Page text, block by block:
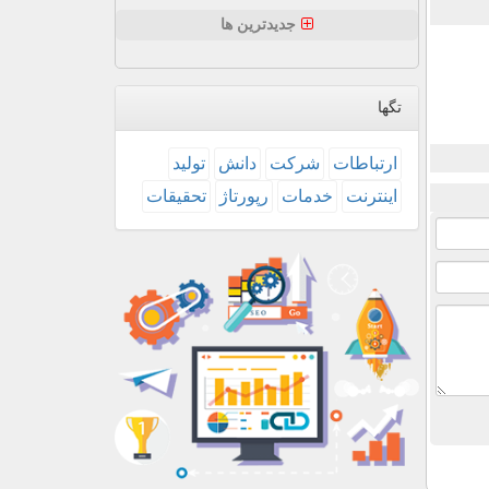
جدیدترین ها
تگها
ارتباطات شركت دانش
تولید
اینترنت
خدمات رپورتاژ تحقیقات